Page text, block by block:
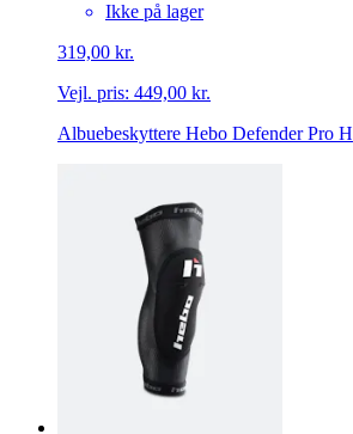
Ikke på lager
319,00 kr.
Vejl. pris: 449,00 kr.
Albuebeskyttere Hebo Defender Pro H